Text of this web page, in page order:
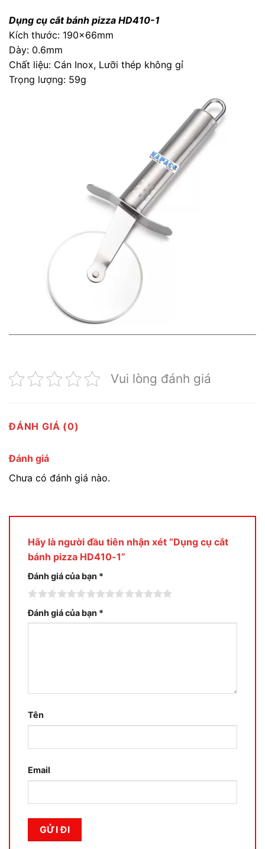
Dụng cụ cắt bánh pizza HD410-1
Kích thước: 190x66mm
Dày: 0.6mm
Chất liệu: Cán Inox, Lưỡi thép không gỉ
Trọng lượng: 59g
Vui lòng đánh giá
ĐÁNH GIÁ (0)
Đánh giá
Chưa có đánh giá nào.
Hãy là người đầu tiên nhận xét “Dụng cụ cắt
bánh pizza HD410-1”
Đánh giá của bạn *
Đánh giá của bạn *
Tên
Email